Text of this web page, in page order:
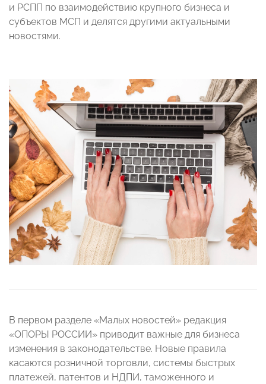
и РСПП по взаимодействию крупного бизнеса и
субъектов МСП и делятся другими актуальными
новостями.
В первом разделе «Малых новостей» редакция
«ОПОРЫ РОССИИ» приводит важные для бизнеса
изменения в законодательстве. Новые правила
касаются розничной торговли, системы быстрых
платежей, патентов и НДПИ, таможенного и